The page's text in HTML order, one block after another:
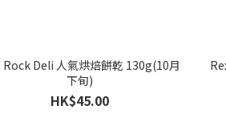
Rock Deli 人氣烘焙餅乾 130g(10月
下旬)
HK$45.00